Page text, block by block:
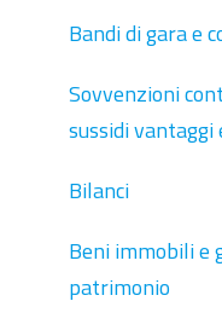
Bandi di gara e
Sovvenzioni
sussidi vantaggi
Bilanci
Beni immobili e
patrimonio